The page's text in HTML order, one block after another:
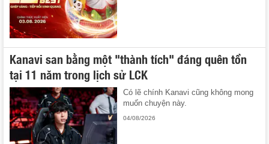
Kanavi san bằng một "thành tích" đáng quên tồn
tại 11 năm trong lịch sử LCK
Có lẽ chính Kanavi cũng không mong
muốn chuyện này.
04/08/2026